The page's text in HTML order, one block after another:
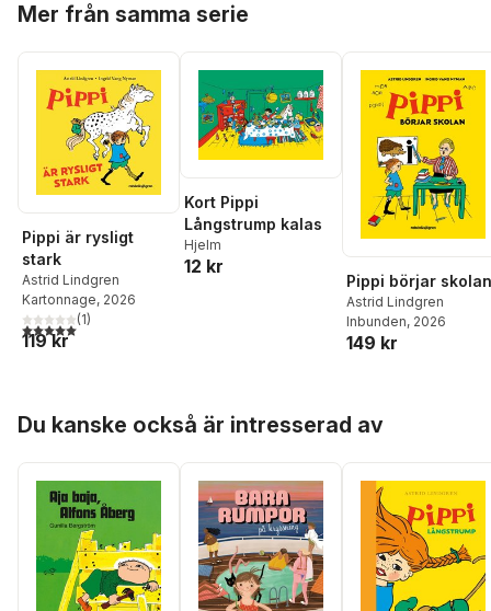
Mer från samma serie
Pippi är rysligt
stark
Astrid Lindgren
Kartonnage, 2026
5,0utav 5 stjärnor. Totalt antal röster:
(1)
119 kr
Kort Pippi
Långstrump kalas
Hjelm
12 kr
Pippi börjar skolan
Astrid Lindgren
Inbunden, 2026
149 kr
Du kanske också är intresserad av